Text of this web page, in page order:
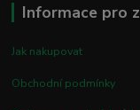
Informace pro
Jak nakupovat
Obchodní podmínky